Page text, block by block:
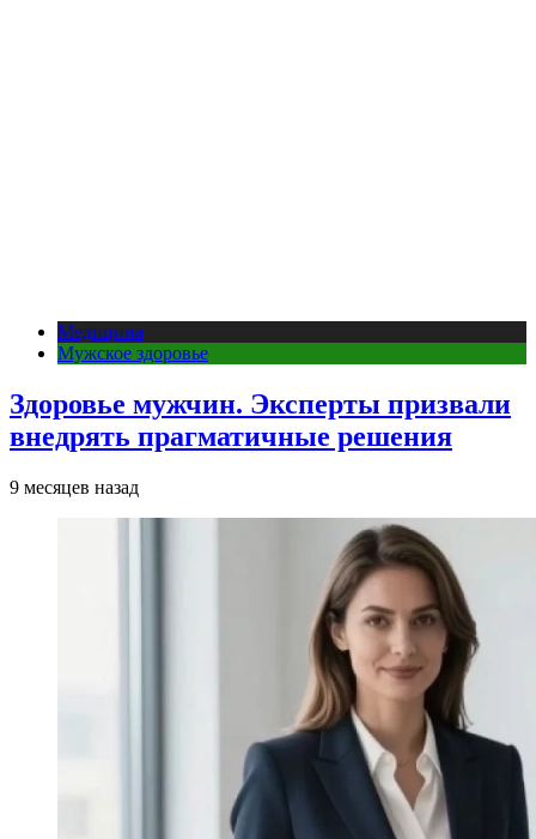
Медицина
Мужское здоровье
Здоровье мужчин. Эксперты призвали
внедрять прагматичные решения
9 месяцев назад